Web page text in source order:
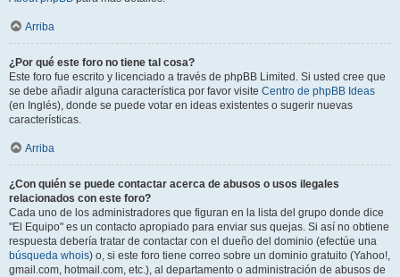
Arriba
¿Por qué este foro no tiene tal cosa?
Este foro fue escrito y licenciado a través de phpBB Limited. Si usted cree que
se debe añadir alguna característica por favor visite Centro de phpBB Ideas
(en Inglés), donde se puede votar en ideas existentes o sugerir nuevas
características.
Arriba
¿Con quién se puede contactar acerca de abusos o usos ilegales
relacionados con este foro?
Cada uno de los administradores que figuran en la lista del grupo donde dice
"El Equipo" es un contacto apropiado para enviar sus quejas. Si así no obtiene
respuesta debería tratar de contactar con el dueño del dominio (efectúe una
búsqueda whois) o, si este foro tiene correo sobre un dominio gratuito (Yahoo!,
gmail.com, hotmail.com, etc.), al departamento o administración de abusos de